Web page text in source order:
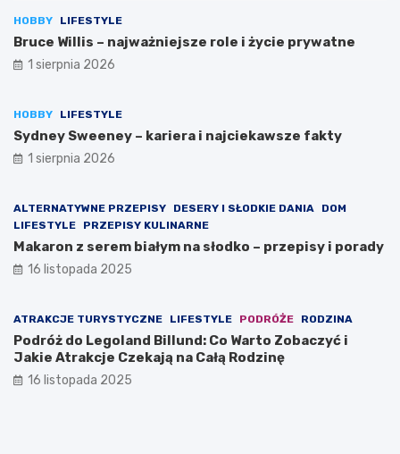
HOBBY LIFESTYLE
Bruce Willis – najważniejsze role i życie prywatne
1 sierpnia 2026
HOBBY LIFESTYLE
Sydney Sweeney – kariera i najciekawsze fakty
1 sierpnia 2026
ALTERNATYWNE PRZEPISY DESERY I SŁODKIE DANIA
DOM
LIFESTYLE
PRZEPISY KULINARNE
Makaron z serem białym na słodko – przepisy i porady
16 listopada 2025
ATRAKCJE TURYSTYCZNE LIFESTYLE PODRÓŻE RODZINA
Podróż do Legoland Billund: Co Warto Zobaczyć i
Jakie Atrakcje Czekają na Całą Rodzinę
16 listopada 2025